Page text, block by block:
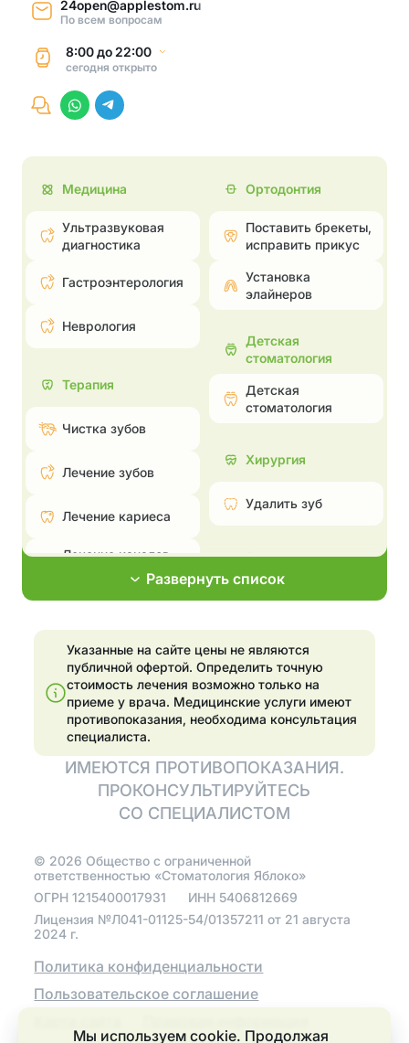
24open@applestom.ru
По всем вопросам
8:00до22:00
сегодняоткрыто
Медицина
Ультразвуковая
диагностика
Гастроэнтерология
Неврология
Терапия
Чистка зубов
Лечение зубов
Лечение кариеса
Лечение каналов —
периодонтита
Эстетические
реставрации
Отбелить зубы
Имплантация
Протезирование
зубов
Протезирование
бюгельными
протезами на
Ортодонтия
Поставить брекеты,
исправить прикус
Установка
элайнеров
Детская
стоматология
Детская
стоматология
Хирургия
Удалить зуб
Эстетическая
стоматология
Поставить брекеты,
Эстетические
реставрации
Отбелить зубы
элайнеров
Развернуть список
Указанные на сайте цены не являются
публичной офертой. Определить точную
стоимость лечения возможно только на
приеме у врача. Медицинские услуги имеют
противопоказания, необходима консультация
специалиста.
ИМЕЮТСЯ ПРОТИВОПОКАЗАНИЯ.
ПРОКОНСУЛЬТИРУЙТЕСЬ
СО СПЕЦИАЛИСТОМ
© 2026 Общество с ограниченной
ответственностью «Стоматология Яблоко»
ОГРН1215400017931 ИНН 5406812669
Лицензия №Л041-01125-54/01357211 от 21 августа
2024 г.
Политика конфиденциальности
Пользовательское соглашение
Мы используем cookie. Продолжая